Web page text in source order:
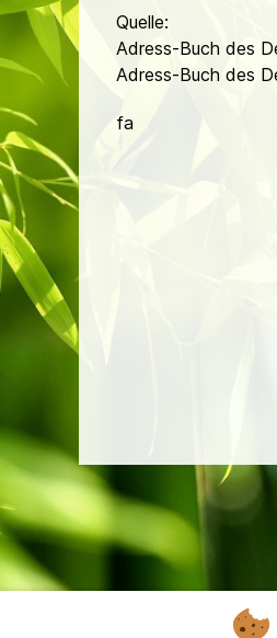
Quelle:
Adress-Buch des
Adress-Buch des
fa